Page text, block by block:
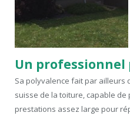
Un
Sa polyvalence fait par ailleurs
suisse de la toiture, capable
prestations assez large pour